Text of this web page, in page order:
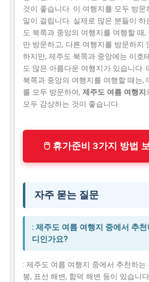
것이 좋습니다. 이 여행지를 모두 방문
일이 걸립니다. 실제로 많은 분들이 하
도 북쪽과 중앙의 여행지를 여행할 때,
만 방문하고, 다른 여행지를 방문하지
하지만, 제주도 북쪽과 중앙에는 이호
도 많은 아름다운 여행지가 있습니다.
북쪽과 중앙의 여행지를 여행할 때는,
를 모두 방문하여, 제주도 여름 여행지
모두 감상하는 것이 좋습니다.
🖱 휴가준비 3가지 방법
자주 묻는 질문
: 제주도 여름 여행지 중에서 추천
디인가요?
: 제주도 여름 여행지 중에서 추천하는
봉, 표선 해변, 함덕 해변 등이 있습니